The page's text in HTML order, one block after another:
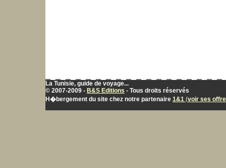
La Tunisie, guide de voyage...
© 2007-2009 - B&S Editions - Tous droits réservés
H�bergement du site chez notre partenaire 1&1 (voir ses